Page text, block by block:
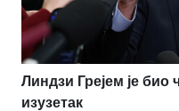
Линдзи Грејем је био
изузетак